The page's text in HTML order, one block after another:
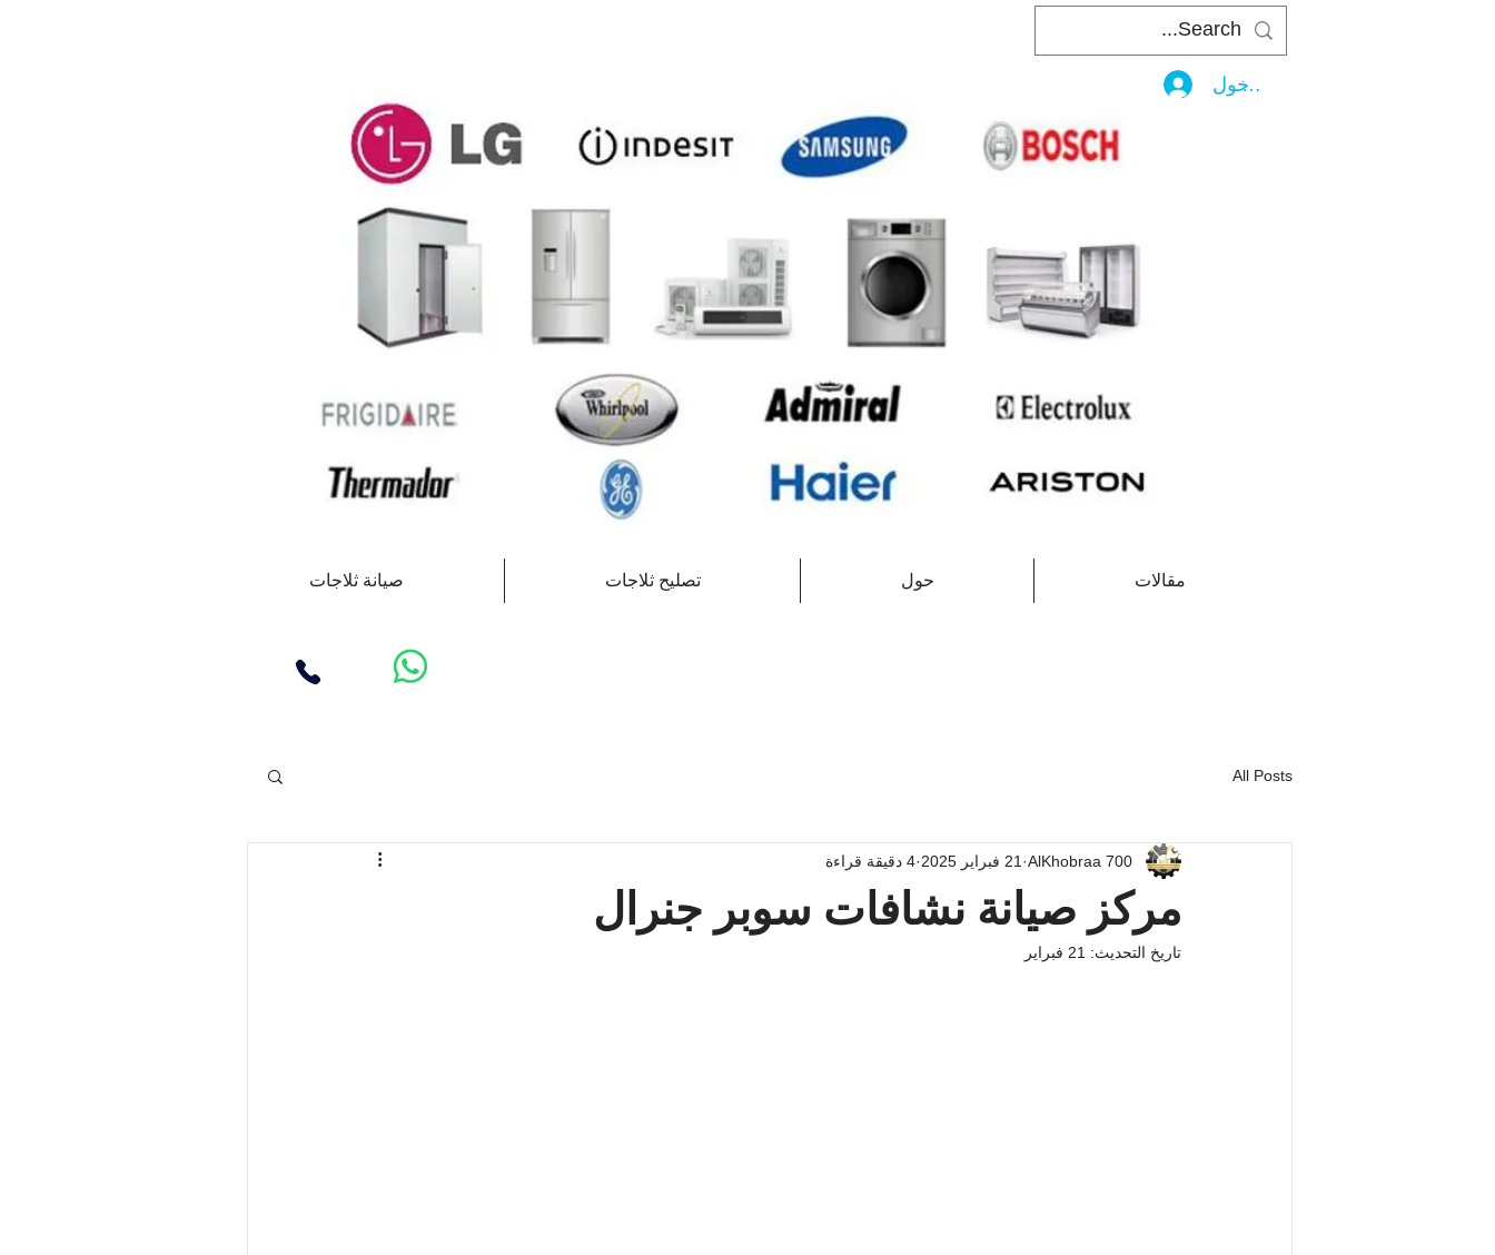
تسجيل الدخول
صيانة ثلاجات تصليح ثلاجات حول مقالات
All Posts
مركز صيانة نشافات سوبر جنرال
AlKhobraa 700 21 فبراير 2025 4 دقيقة قراءة
تاريخ التحديث: 21 فبراير